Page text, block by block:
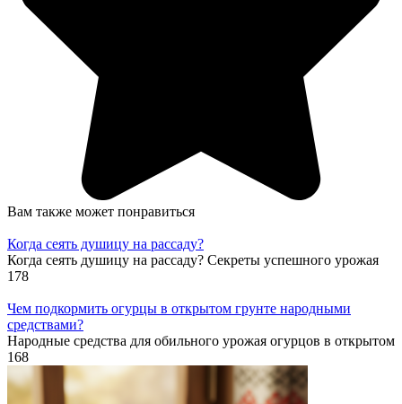
Вам также может понравиться
Когда сеять душицу на рассаду?
Когда сеять душицу на рассаду? Секреты успешного урожая
178
Чем подкормить огурцы в открытом грунте народными
средствами?
Народные средства для обильного урожая огурцов в открытом
168